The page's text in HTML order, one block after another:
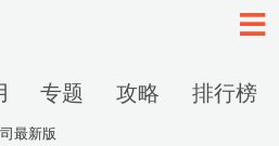
专题 攻略 排行榜
最新版